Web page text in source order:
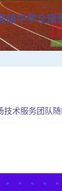
级中学全塑
术服务团队随